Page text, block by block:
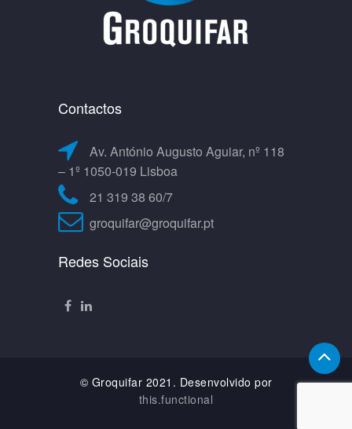
Contactos
Av. António Augusto Aguiar, nº 118
– 1º 1050-019 Lisboa
21 319 38 60/7
groquifar@groquifar.pt
Redes Sociais
© Groquifar 2021. Desenvolvido por
this.functional